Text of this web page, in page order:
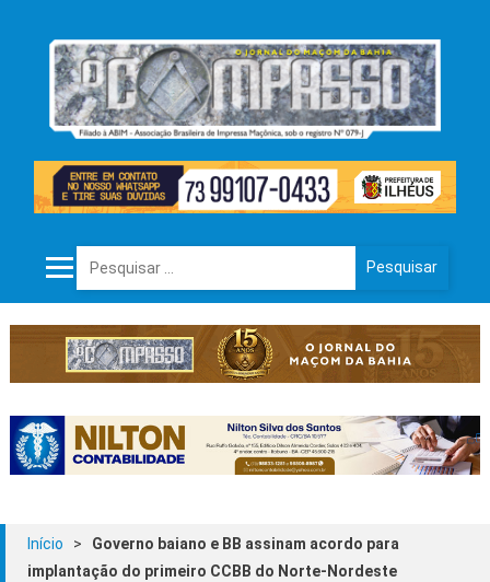
Pesquisar por:
Início >
Governo baiano e BB assinam acordo para
implantação do primeiro CCBB do Norte-Nordeste